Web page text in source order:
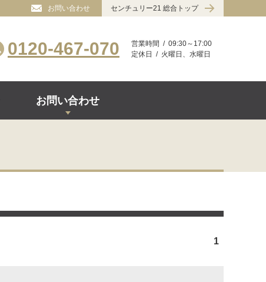
お問い合わせ センチュリー21 総合トップ
0120-467-070 営業時間
09:30～17:00
定休日
火曜日、水曜日
お問い合わせ
1